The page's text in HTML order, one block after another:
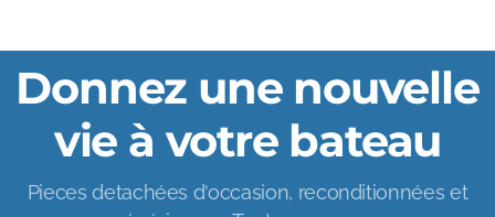
Donnez une nouvelle
vie à votre bateau
Pieces detachées d'occasion, reconditionnées et